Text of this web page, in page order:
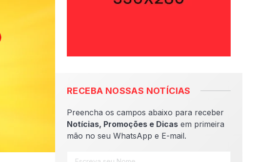
RECEBA NOSSAS NOTÍCIAS
Preencha os campos abaixo para receber
Notícias, Promoções e Dicas em primeira
mão no seu WhatsApp e E-mail.